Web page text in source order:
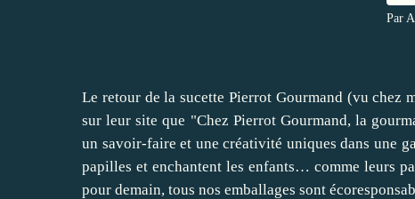
Par
Le retour de la sucette Pierrot Gourmand (vu chez
sur leur site que "Chez Pierrot Gourmand, la
un savoir-faire et une créativité uniques dans une
papilles et enchantent les enfants… comme leurs
pour demain, tous nos emballages sont